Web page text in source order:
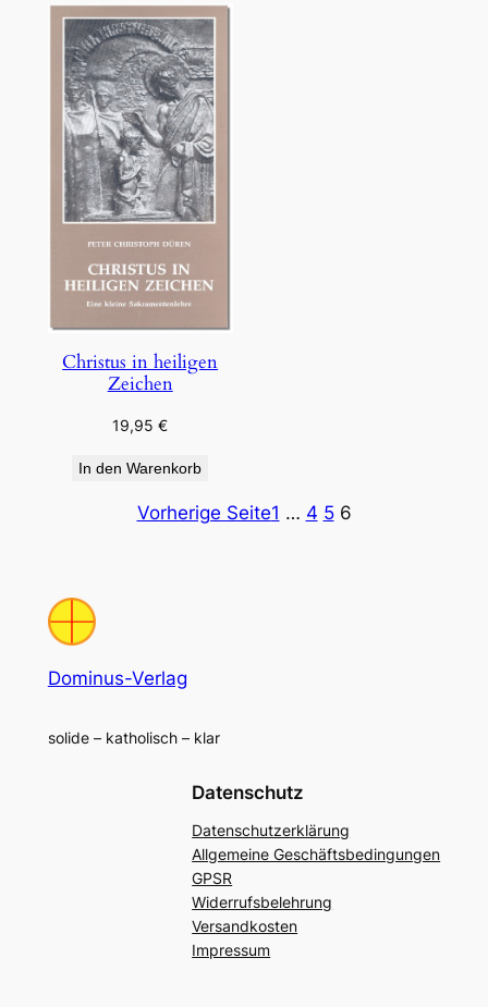
Christus in heiligen
Zeichen
19,95€
In den Warenkorb
Vorherige Seite1 … 4 5 6
Dominus-Verlag
solide – katholisch – klar
Datenschutz
Datenschutzerklärung
Allgemeine Geschäftsbedingungen
GPSR
Widerrufsbelehrung
Versandkosten
Impressum